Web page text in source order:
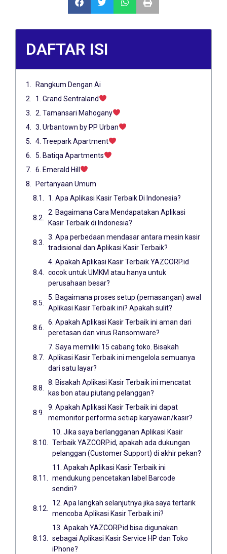
DAFTAR ISI
Rangkum Dengan Ai
1. Grand Sentraland
2. Tamansari Mahogany
3. Urbantown by PP Urban
4. Treepark Apartment
5. Batiqa Apartments
6. Emerald Hill
Pertanyaan Umum
1. Apa Aplikasi Kasir Terbaik Di Indonesia?
2. Bagaimana Cara Mendapatakan Aplikasi
Kasir Terbaik di Indonesia?
3. Apa perbedaan mendasar antara mesin kasir
tradisional dan Aplikasi Kasir Terbaik?
4. Apakah Aplikasi Kasir Terbaik YAZCORP.id
cocok untuk UMKM atau hanya untuk
perusahaan besar?
5. Bagaimana proses setup (pemasangan) awal
Aplikasi Kasir Terbaik ini? Apakah sulit?
6. Apakah Aplikasi Kasir Terbaik ini aman dari
peretasan dan virus Ransomware?
7. Saya memiliki 15 cabang toko. Bisakah
Aplikasi Kasir Terbaik ini mengelola semuanya
dari satu layar?
8. Bisakah Aplikasi Kasir Terbaik ini mencatat
kas bon atau piutang pelanggan?
9. Apakah Aplikasi Kasir Terbaik ini dapat
memonitor performa setiap karyawan/kasir?
10. Jika saya berlangganan Aplikasi Kasir
Terbaik YAZCORP.id, apakah ada dukungan
pelanggan (Customer Support) di akhir pekan?
11. Apakah Aplikasi Kasir Terbaik ini
mendukung pencetakan label Barcode
sendiri?
12. Apa langkah selanjutnya jika saya tertarik
mencoba Aplikasi Kasir Terbaik ini?
13. Apakah YAZCORP.id bisa digunakan
sebagai Aplikasi Kasir Service HP dan Toko
iPhone?